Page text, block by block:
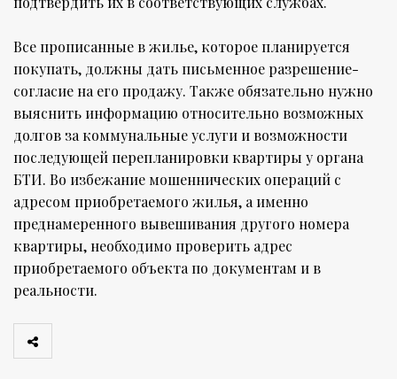
Все прописанные в жилье, которое планируется
покупать, должны дать письменное разрешение-
согласие на его продажу. Также обязательно нужно
выяснить информацию относительно возможных
долгов за коммунальные услуги и возможности
последующей перепланировки квартиры у органа
БТИ. Во избежание мошеннических операций с
адресом приобретаемого жилья, а именно
преднамеренного вывешивания другого номера
квартиры, необходимо проверить адрес
приобретаемого объекта по документам и в
реальности.